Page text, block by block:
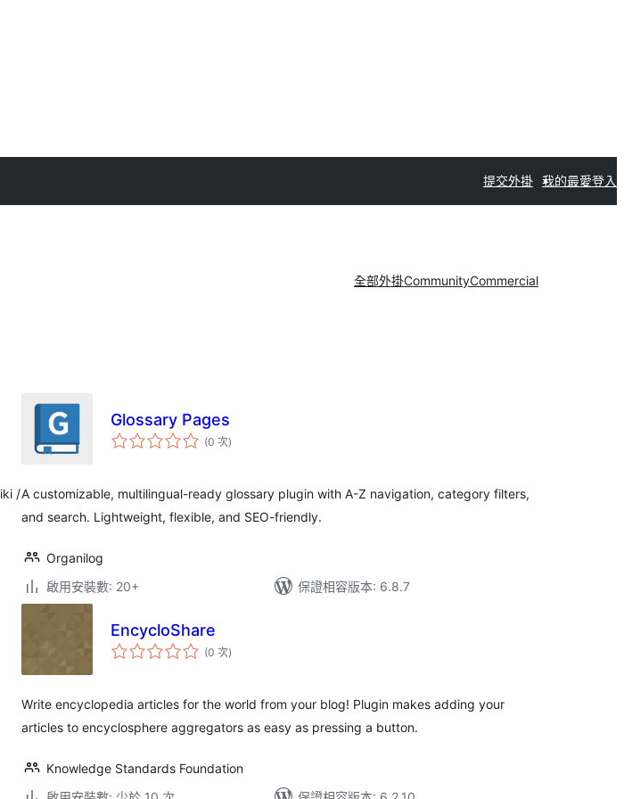
提交外掛 我的最愛登入
全部外掛CommunityCommercial
/
Glossary Pages
(0 次評
分)
A customizable, multilingual-ready glossary plugin with A-Z navigation, category filters,
and search. Lightweight, flexible, and SEO-friendly.
Organilog
啟用安裝數: 20+
保證相容版本: 6.8.7
EncycloShare
(0 次評
分)
Write encyclopedia articles for the world from your blog! Plugin makes adding your
articles to encyclosphere aggregators as easy as pressing a button.
Knowledge Standards Foundation